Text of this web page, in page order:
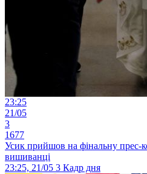
23:25
21/05
3
1677
Усик прийшов на фінальну прес-
вишиванці
23:25, 21/05 3 Кадр дня